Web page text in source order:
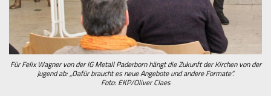
Für Felix Wagner von der IG Metall Paderborn hängt die Zukunft der Kirchen von der
Jugend ab: „Dafür braucht es neue Angebote und andere Formate“.
Foto: EKP/Oliver Claes